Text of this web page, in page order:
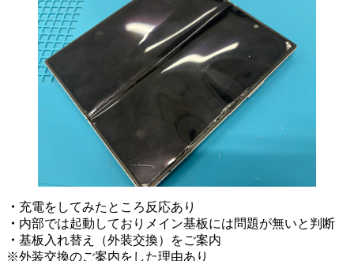
・ 充電をしてみたところ反応あり
・ 内部では起動しておりメイン基板には問題が無いと判断
・ 基板入れ替え（外装交換）をご案内
※外装交換のご案内をした理由あり